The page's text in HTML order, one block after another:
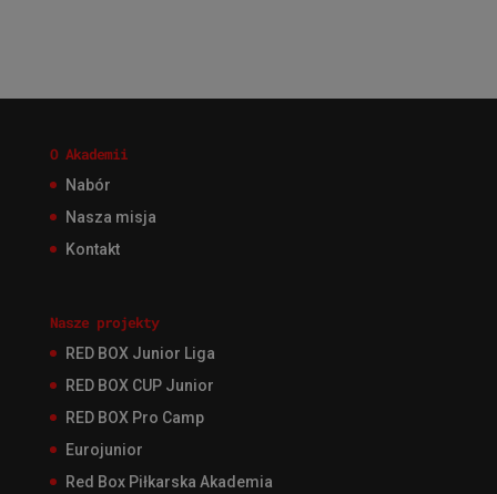
O Akademii
Nabór
Nasza misja
Kontakt
Nasze projekty
RED BOX Junior Liga
RED BOX CUP Junior
RED BOX Pro Camp
Eurojunior
Red Box Piłkarska Akademia